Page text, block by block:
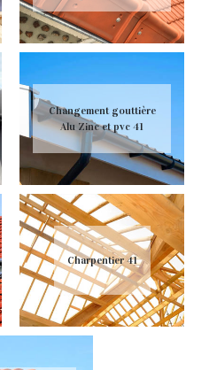
Changement gouttière
Alu Zinc et pvc 41
Charpentier 41